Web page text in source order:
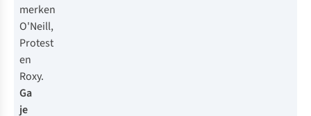
merken
O'Neill,
Protest
en
Roxy.
Ga
je